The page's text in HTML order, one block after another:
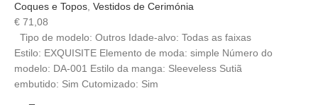
Coques e Topos Vestidos de Cerimónia
€ 71,08
Tipo de modelo: Outros Idade-alvo: Todas as faixas
Estilo: EXQUISITE Elemento de moda: simple Número do
modelo: DA-001 Estilo da manga: Sleeveless Sutiã
embutido: Sim Cutomizado: Sim